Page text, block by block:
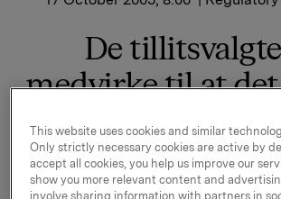
De
medvirke til at
gode verdier
På denne bakgrunn ønsker de
fokusere positivt for å bidra i de
This website uses cookies and similar
Only strictly necessary cookies are active by
accept all cookies, you help us improve our
show you more relevant content and
involve sharing information with partners in